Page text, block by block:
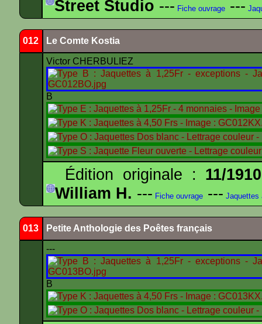
Street Studio --- Fiche ouvrage ---
012 Le Comte Kostia
Victor CHERBULIEZ
B
Édition originale : 11/1910
William H. --- Fiche ouvrage --- Jaquettes
013 Petite Anthologie des Poêtes français
---
B